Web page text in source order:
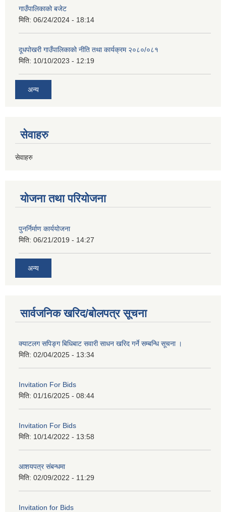
गाउँपालिकाको बजेट
मिति: 06/24/2024 - 18:14
दूधपोखरी गाउँपालिकाको नीति तथा कार्यक्रम २०८०/०८१
मिति: 10/10/2023 - 12:19
अन्य
सेवाहरु
सेवाहरु
योजना तथा परियोजना
पुनर्निर्माण कार्ययोजना
मिति: 06/21/2019 - 14:27
अन्य
सार्वजनिक खरिद/बोलपत्र सूचना
क्याटलग सपिङ्ग बिधिबाट सवारी साधन खरिद गर्ने सम्बन्धि सूचना ।
मिति: 02/04/2025 - 13:34
Invitation For Bids
मिति: 01/16/2025 - 08:44
Invitation For Bids
मिति: 10/14/2022 - 13:58
आशयपत्र संबन्धमा
मिति: 02/09/2022 - 11:29
Invitation for Bids